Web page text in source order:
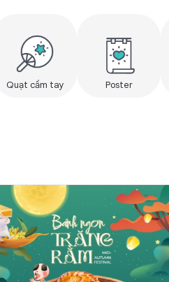
Quạt cầm tay Poster